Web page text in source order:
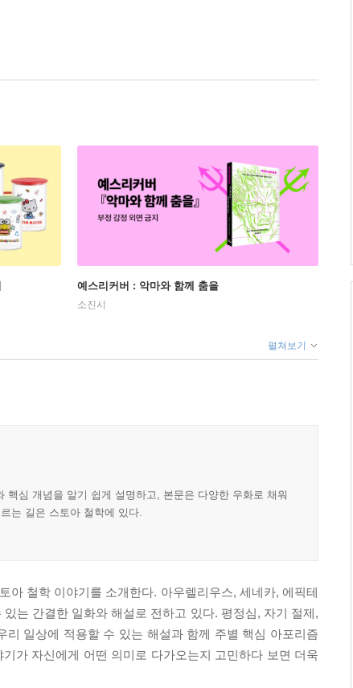
예스리커버 : 악마와 함께 춤을
소진시
펼쳐보기
심 개념을 알기 쉽게 설명하고, 본문은 다양한 우화로 채워
는 길은 스토아 철학에 있다.
아 철학 이야기를 소개한다. 아우렐리우스, 세네카, 에픽테
는 간결한 일화와 해설로 전하고 있다. 평정심, 자기 절제,
일상에 적용할 수 있는 해설과 함께 주별 핵심 아포리즘
가 자신에게 어떤 의미로 다가오는지 고민하다 보면 더욱